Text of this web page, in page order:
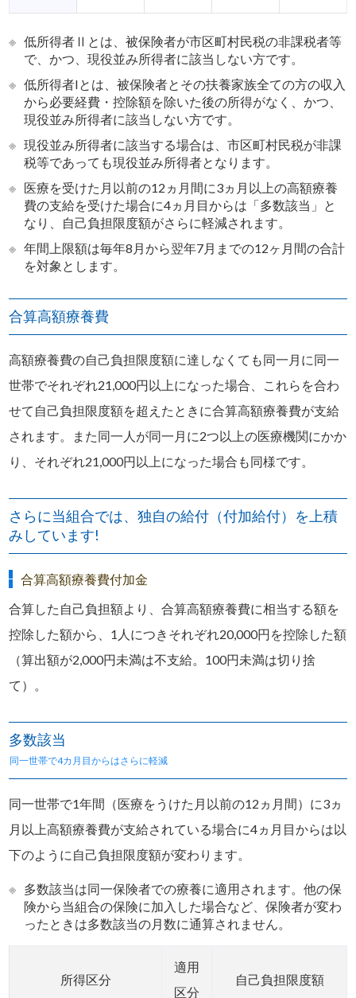
※ 低所得者Ⅱとは、被保険者が市区町村民税の非課税者等
で、かつ、現役並み所得者に該当しない方です。
※ 低所得者Iとは、被保険者とその扶養家族全ての方の収入
から必要経費・控除額を除いた後の所得がなく、かつ、
現役並み所得者に該当しない方です。
※ 現役並み所得者に該当する場合は、市区町村民税が非課
税等であっても現役並み所得者となります。
※ 医療を受けた月以前の12ヵ月間に3ヵ月以上の高額療養
費の支給を受けた場合に4ヵ月目からは「多数該当」と
なり、自己負担限度額がさらに軽減されます。
※ 年間上限額は毎年8月から翌年7月までの12ヶ月間の合計
を対象とします。
合算高額療養費
高額療養費の自己負担限度額に達しなくても同一月に同一
世帯でそれぞれ21,000円以上になった場合、これらを合わ
せて自己負担限度額を超えたときに合算高額療養費が支給
されます。また同一人が同一月に2つ以上の医療機関にかか
り、それぞれ21,000円以上になった場合も同様です。
さらに当組合では、独自の給付（付加給付）を上積
みしています!
合算高額療養費付加金
合算した自己負担額より、合算高額療養費に相当する額を
控除した額から、1人につきそれぞれ20,000円を控除した額
（算出額が2,000円未満は不支給。100円未満は切り捨
て）。
多数該当
同一世帯で4カ月目からはさらに軽減
同一世帯で1年間（医療をうけた月以前の12ヵ月間）に3ヵ
月以上高額療養費が支給されている場合に4ヵ月目からは以
下のように自己負担限度額が変わります。
※ 多数該当は同一保険者での療養に適用されます。他の保
険から当組合の保険に加入した場合など、保険者が変わ
ったときは多数該当の月数に通算されません。
所得区分
適用
区分
自己負担限度額